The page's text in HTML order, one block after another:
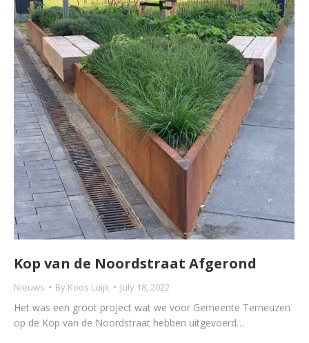
Kop van de Noordstraat Afgerond
Nieuws By Koos Luijk July 18, 2022
Het was een groot project wat we voor Gemeente Terneuzen
op de Kop van de Noordstraat hebben uitgevoerd…